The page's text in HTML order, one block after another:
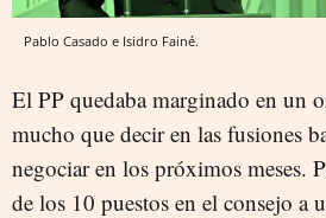
Pablo Casado e Isidro Fainé.
El PP quedaba marginado en un
mucho que decir en las fusiones
negociar en los próximos meses.
de los 10 puestos en el consejo a